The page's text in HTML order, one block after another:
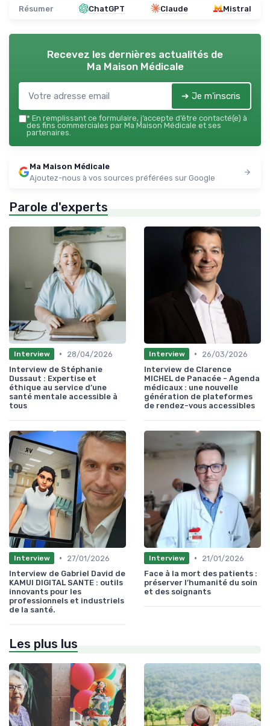
Résumer ChatGPT Claude Mistral
Recevez les dernières actualités de
Ma Maison Médicale
➔ Je m'inscris
* En remplissant ce formulaire, j’accepte d’être contacté(e) à
des fins commerciales par Ma Maison Médicale et ses
partenaires.
Ma Maison Médicale
Ajoutez-nous à vos sources préférées sur Google
Parole d'experts
Interview •
28/04/2026
Interview de Stéphanie
Dussaut : Expertise et
éthique au service d’une
santé mentale accessible à
tous
Interview •
26/03/2026
Interview de Clarence
MICHEL de Panacée - Agenda
médicaux : une nouvelle
génération de plateformes
de rendez-vous accessibles
Interview •
27/01/2026
Interview de Gabriel David de
KAMUI DIGITAL SANTE : outils
innovants pour les
professionnels et industriels
de la santé.
Interview •
21/01/2026
Face à la mort des patients :
préserver l’humanité du soin
et des soignants
Les plus lus